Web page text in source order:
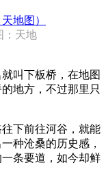
：天地
叫下板桥，在地图
地方，不过那里只
下前往河谷，就能
种沧桑的历史感，
条要道，如今却鲜